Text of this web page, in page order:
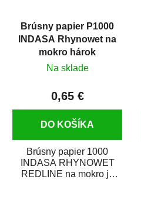
Brúsny papier P1000
INDASA Rhynowet na
mokro hárok
Na sklade
0,65 €
DO KOŠÍKA
Brúsny papier 1000
INDASA RHYNOWET
REDLINE na mokro je